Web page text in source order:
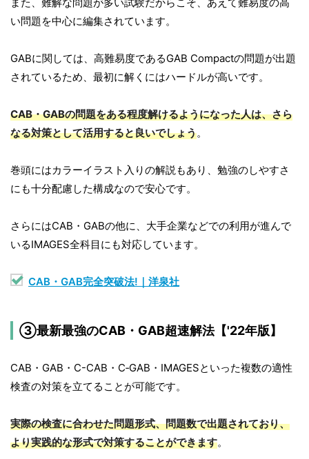
い問題を中心に編集されています。
GABに関しては、高難易度であるGAB Compactの問題が出題
されているため、最初に解くにはハードルが高いです。
CAB・GABの問題をある程度解けるようになった人は、さら
なる対策として活用すると良いでしょう。
巻頭にはカラーイラスト入りの解説もあり、勉強のしやすさ
にも十分配慮した構成なので安心です。
さらにはCAB・GABの他に、大手企業などでの利用が進んで
いるIMAGES全科目にも対応しています。
CAB・GAB完全突破法!｜洋泉社
③最新最強のCAB・GAB超速解法【'22年版】
CAB・GAB・C-CAB・C‐GAB・IMAGESといった複数の適性
検査の対策を立てることが可能です。
実際の検査に合わせた問題形式、問題数で出題されており、
より実践的な形式で対策することができます。